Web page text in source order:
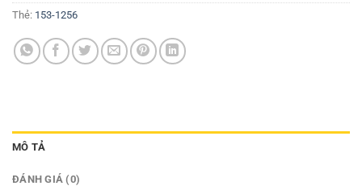
Thẻ: 153-1256
MÔ TẢ
ĐÁNH GIÁ (0)